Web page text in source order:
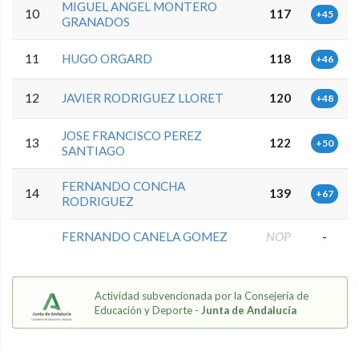
10
MIGUEL ANGEL MONTERO
GRANADOS
117 +45
11 HUGO ORGARD 118 +46
12 JAVIER RODRIGUEZ LLORET 120 +48
13
JOSE FRANCISCO PEREZ
SANTIAGO
122 +50
14
FERNANDO CONCHA
RODRIGUEZ
139 +67
FERNANDO CANELA GOMEZ NOP -
Actividad subvencionada por la Consejería de
Educación y Deporte - Junta de Andalucía